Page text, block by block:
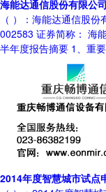
海能达通信股份有限公
（ ）：海能达通信股
002583 证券简称： 海
半年度报告摘要 1、重
2014年度智慧城市试点